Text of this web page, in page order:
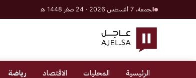
الجمعة، 7 أغسطس 2026 · 24 صفر 1448 هـ
الرئيسية المحليات الاقتصاد رياضة